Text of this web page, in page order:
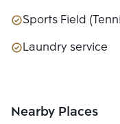
Sports Field
Laundry service
Nearby Places